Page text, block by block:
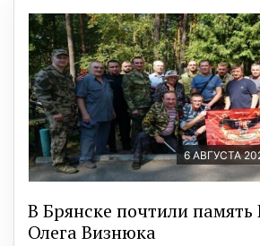
6 АВГУСТА
В Брянске почтили память
Олега Визнюка